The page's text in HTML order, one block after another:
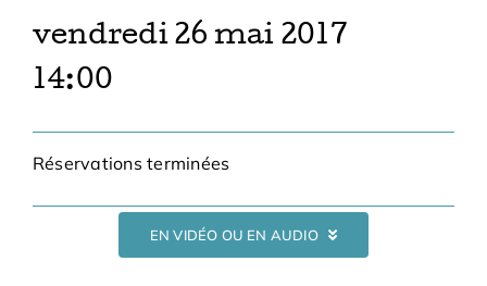
Infos pratiques
Archives
vendredi 26 mai 2017
14:00
Réservations terminées
EN VIDÉO OU EN AUDIO